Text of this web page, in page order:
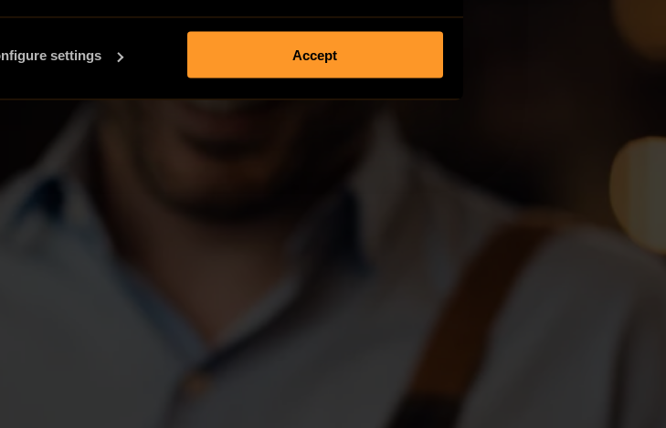
settings Accept